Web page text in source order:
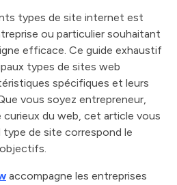
différents types ?
visite numérique des
types de sites e-commerce
web pour partager du
corporate : quelles
type de site internet
communautaire : favoriser
site pour les discussions en
présenter efficacement ses
site web pour la
: l'adaptation aux
types de site internet est
ou particulier souhaitant
efficace. Ce guide exhaustif
types de sites web
spécifiques et leurs
vous soyez entrepreneur,
du web, cet article vous
type de site correspond le
accompagne les entreprises